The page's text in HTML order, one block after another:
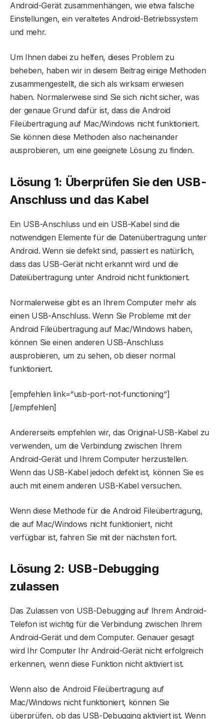
Android-Gerät zusammenhängen, wie etwa falsche
Einstellungen, ein veraltetes Android-Betriebssystem
und mehr.
Um Ihnen dabei zu helfen, dieses Problem zu
beheben, haben wir in diesem Beitrag einige Methoden
zusammengestellt, die sich als wirksam erwiesen
haben. Normalerweise sind Sie sich nicht sicher, was
der genaue Grund dafür ist, dass die Android
Fileübertragung auf Mac/Windows nicht funktioniert.
Sie können diese Methoden also nacheinander
ausprobieren, um eine geeignete Lösung zu finden.
Lösung 1: Überprüfen Sie den USB-
Anschluss und das Kabel
Ein USB-Anschluss und ein USB-Kabel sind die
notwendigen Elemente für die Datenübertragung unter
Android. Wenn sie defekt sind, passiert es natürlich,
dass das USB-Gerät nicht erkannt wird und die
Dateiübertragung unter Android nicht funktioniert.
Normalerweise gibt es an Ihrem Computer mehr als
einen USB-Anschluss. Wenn Sie Probleme mit der
Android Fileübertragung auf Mac/Windows haben,
können Sie einen anderen USB-Anschluss
ausprobieren, um zu sehen, ob dieser normal
funktioniert.
[empfehlen link=“usb-port-not-functioning“]
[/empfehlen]
Andererseits empfehlen wir, das Original-USB-Kabel zu
verwenden, um die Verbindung zwischen Ihrem
Android-Gerät und Ihrem Computer herzustellen.
Wenn das USB-Kabel jedoch defekt ist, können Sie es
auch mit einem anderen USB-Kabel versuchen.
Wenn diese Methode für die Android Fileübertragung,
die auf Mac/Windows nicht funktioniert, nicht
verfügbar ist, fahren Sie mit der nächsten fort.
Lösung 2: USB-Debugging
zulassen
Das Zulassen von USB-Debugging auf Ihrem Android-
Telefon ist wichtig für die Verbindung zwischen Ihrem
Android-Gerät und dem Computer. Genauer gesagt
wird Ihr Computer Ihr Android-Gerät nicht erfolgreich
erkennen, wenn diese Funktion nicht aktiviert ist.
Wenn also die Android Fileübertragung auf
Mac/Windows nicht funktioniert, können Sie
überprüfen, ob das USB-Debugging aktiviert ist. Wenn